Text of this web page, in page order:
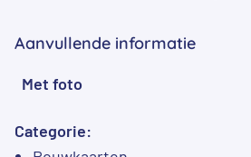
Aanvullende informatie
Met foto
Categorie: